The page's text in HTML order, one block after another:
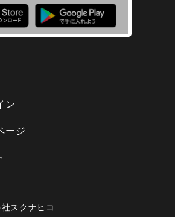
ン
ージ
スクナヒコ